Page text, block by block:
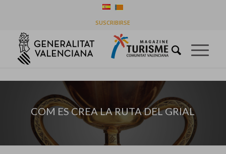
SUSCRIBIRSE
COM ES CREA LA RUTA DEL GRIAL
COM ES CREA LA RUTA DEL GRIAL